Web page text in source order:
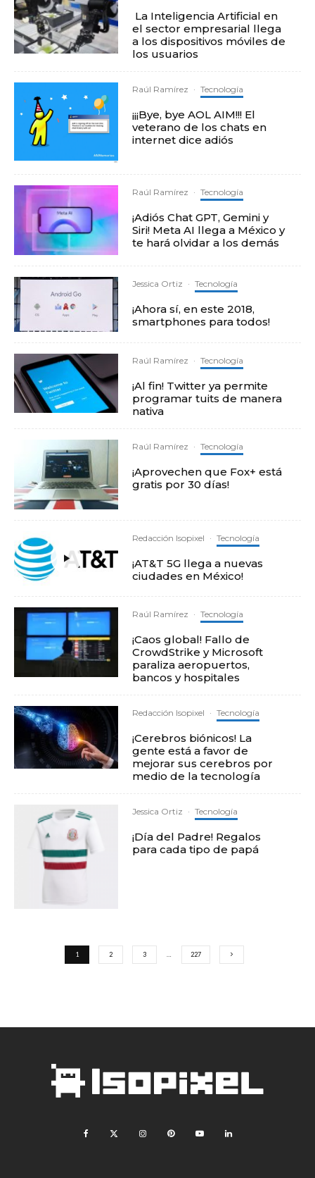
La Inteligencia Artificial en
el sector empresarial llega
a los dispositivos móviles de
los usuarios
Raúl Ramírez · Tecnología
¡¡¡Bye, bye AOL AIM!!! El
veterano de los chats en
internet dice adiós
Raúl Ramírez · Tecnología
¡Adiós Chat GPT, Gemini y
Siri! Meta AI llega a México y
te hará olvidar a los demás
Jessica Ortiz · Tecnología
¡Ahora sí, en este 2018,
smartphones para todos!
Raúl Ramírez · Tecnología
¡Al fin! Twitter ya permite
programar tuits de manera
nativa
Raúl Ramírez · Tecnología
¡Aprovechen que Fox+ está
gratis por 30 días!
Redacción Isopixel · Tecnología
¡AT&T 5G llega a nuevas
ciudades en México!
Raúl Ramírez · Tecnología
¡Caos global! Fallo de
CrowdStrike y Microsoft
paraliza aeropuertos,
bancos y hospitales
Redacción Isopixel · Tecnología
¡Cerebros biónicos! La
gente está a favor de
mejorar sus cerebros por
medio de la tecnología
Jessica Ortiz · Tecnología
¡Día del Padre! Regalos
para cada tipo de papá
1 2 3 227